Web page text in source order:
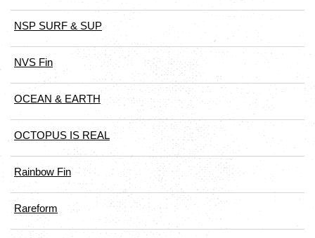
NSP SURF & SUP
NVS Fin
OCEAN & EARTH
OCTOPUS IS REAL
Rainbow Fin
Rareform